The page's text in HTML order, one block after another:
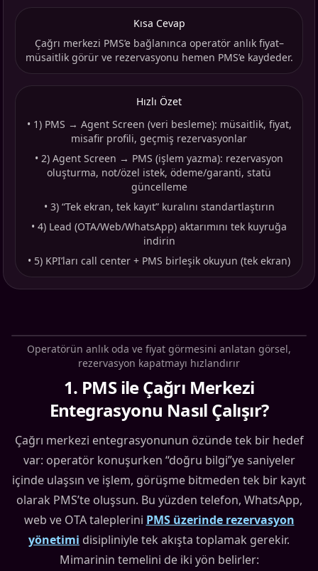
Kısa Cevap
Çağrı merkezi PMS’e bağlanınca operatör anlık fiyat–
müsaitlik görür ve rezervasyonu hemen PMS’e kaydeder.
Hızlı Özet
• 1) PMS → Agent Screen (veri besleme): müsaitlik, fiyat,
misafir profili, geçmiş rezervasyonlar
• 2) Agent Screen → PMS (işlem yazma): rezervasyon
oluşturma, not/özel istek, ödeme/garanti, statü
güncelleme
• 3) “Tek ekran, tek kayıt” kuralını standartlaştırın
• 4) Lead (OTA/Web/WhatsApp) aktarımını tek kuyruğa
indirin
• 5) KPI’ları call center + PMS birleşik okuyun (tek ekran)
Operatörün anlık oda ve fiyat görmesini anlatan görsel,
rezervasyon kapatmayı hızlandırır
1. PMS ile Çağrı Merkezi
Entegrasyonu Nasıl Çalışır?
Çağrı merkezi entegrasyonunun özünde tek bir hedef
var: operatör konuşurken “doğru bilgi”ye saniyeler
içinde ulaşsın ve işlem, görüşme bitmeden tek bir kayıt
olarak PMS’te oluşsun. Bu yüzden telefon, WhatsApp,
web ve OTA taleplerini PMS üzerinde rezervasyon
yönetimi disipliniyle tek akışta toplamak gerekir.
Mimarinin temelini de iki yön belirler: